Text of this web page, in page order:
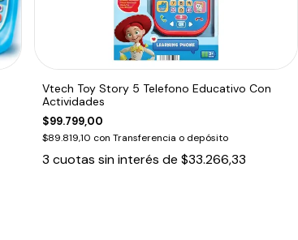
Vtech Toy Story 5 Telefono Educativo Con
Actividades
$99.799,00
$89.819,10 con Transferencia o depósito
3 cuotas sin interés de$33.266,33